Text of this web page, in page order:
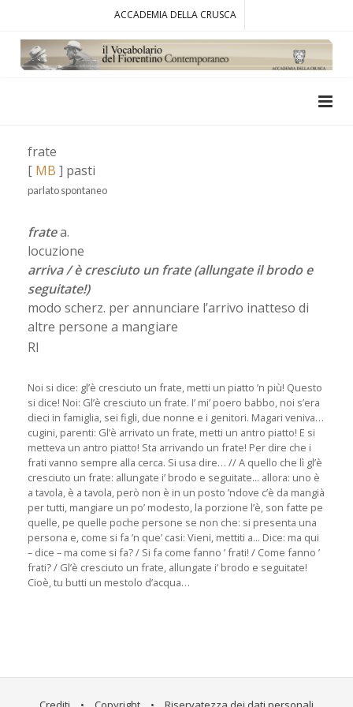
ACCADEMIA DELLA CRUSCA
frate
[ MB ] pasti
parlato spontaneo
fratea.
locuzione
arriva / è cresciuto un frate (allungate il brodo e
seguitate!)
modo scherz. per annunciare l’arrivo inatteso di
altre persone a mangiare
RI
Noi si dice: gl’è cresciuto un frate, metti un piatto ’n più! Questo
si dice! Noi: Gl’è cresciuto un frate. I’ mi’ poero babbo, noi s’era
dieci in famiglia, sei figli, due nonne e i genitori. Magari veniva…
cugini, parenti: Gl’è arrivato un frate, metti un antro piatto! E si
metteva un antro piatto! Sta arrivando un frate! Per dire che i
frati vanno sempre alla cerca. Si usa dire… // A quello che lì gl’è
cresciuto un frate: allungate i’ brodo e seguitate... allora: uno è
a tavola, è a tavola, però non è in un posto ’ndove c’è da mangià
per tutti, mangiare un po’ modesto, la porzione l’è, son fatte pe
quelle, pe quelle poche persone se non che: si presenta una
persona e, come si fa ’n que’ casi: Vieni, mettiti a... Dice: ma qui
– dice – ma come si fa? / Si fa come fanno ’ frati! / Come fanno ’
frati? / Gl’è cresciuto un frate, allungate i’ brodo e seguitate!
Cioè, tu butti un mestolo d’acqua…